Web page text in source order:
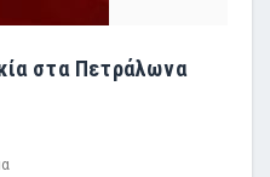
στα Πετράλωνα